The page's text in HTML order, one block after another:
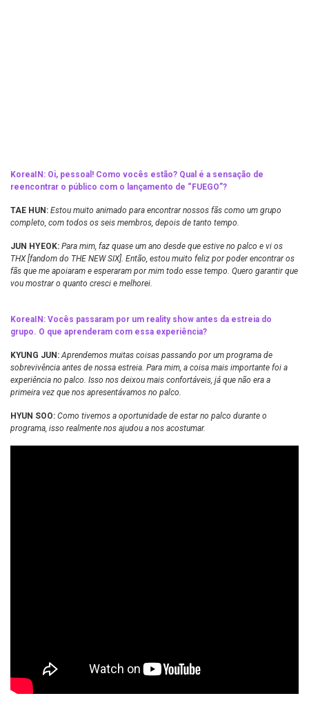
KoreaIN: Oi, pessoal! Como vocês estão? Qual é a sensação de
reencontrar o público com o lançamento de “FUEGO”?
TAE HUN: Estou muito animado para encontrar nossos fãs como um grupo
completo, com todos os seis membros, depois de tanto tempo.
JUN HYEOK: Para mim, faz quase um ano desde que estive no palco e vi os
THX [fandom do THE NEW SIX]. Então, estou muito feliz por poder encontrar os
fãs que me apoiaram e esperaram por mim todo esse tempo. Quero garantir que
vou mostrar o quanto cresci e melhorei.
KoreaIN: Vocês passaram por um reality show antes da estreia do
grupo. O que aprenderam com essa experiência?
KYUNG JUN: Aprendemos muitas coisas passando por um programa de
sobrevivência antes de nossa estreia. Para mim, a coisa mais importante foi a
experiência no palco. Isso nos deixou mais confortáveis, já que não era a
primeira vez que nos apresentávamos no palco.
HYUN SOO: Como tivemos a oportunidade de estar no palco durante o
programa, isso realmente nos ajudou a nos acostumar.